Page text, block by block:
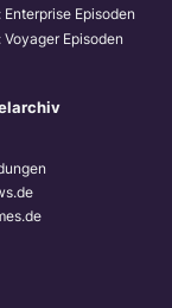
Episoden
Episoden